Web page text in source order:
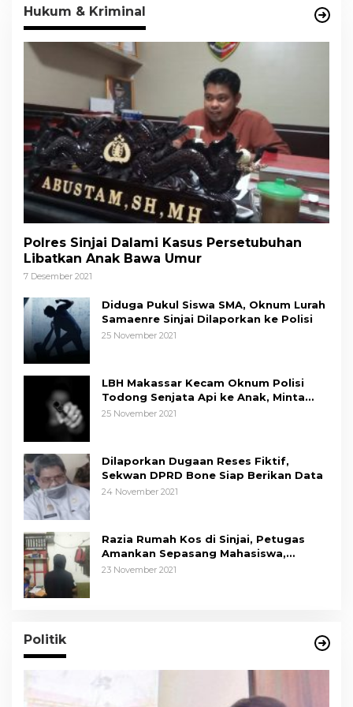
Hukum & Kriminal
Polres Sinjai Dalami Kasus Persetubuhan
Libatkan Anak Bawa Umur
7 Desember 2021
Diduga Pukul Siswa SMA, Oknum Lurah
Samaenre Sinjai Dilaporkan ke Polisi
25 November 2021
LBH Makassar Kecam Oknum Polisi
Todong Senjata Api ke Anak, Minta
Kapolda Sulsel Tindak Tegas
25 November 2021
Dilaporkan Dugaan Reses Fiktif,
Sekwan DPRD Bone Siap Berikan Data
24 November 2021
Razia Rumah Kos di Sinjai, Petugas
Amankan Sepasang Mahasiswa,
Mengaku Berpacaran
23 November 2021
Politik